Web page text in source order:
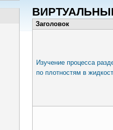
Заголовок
Изучение процесса
по плотностям в